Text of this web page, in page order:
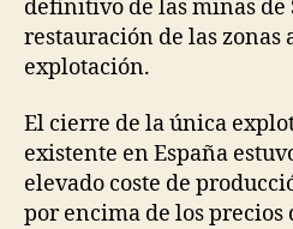
definitivo de las minas de
restauración de las zonas
explotación.
El cierre de la única
existente en España
elevado coste de
por encima de los precios